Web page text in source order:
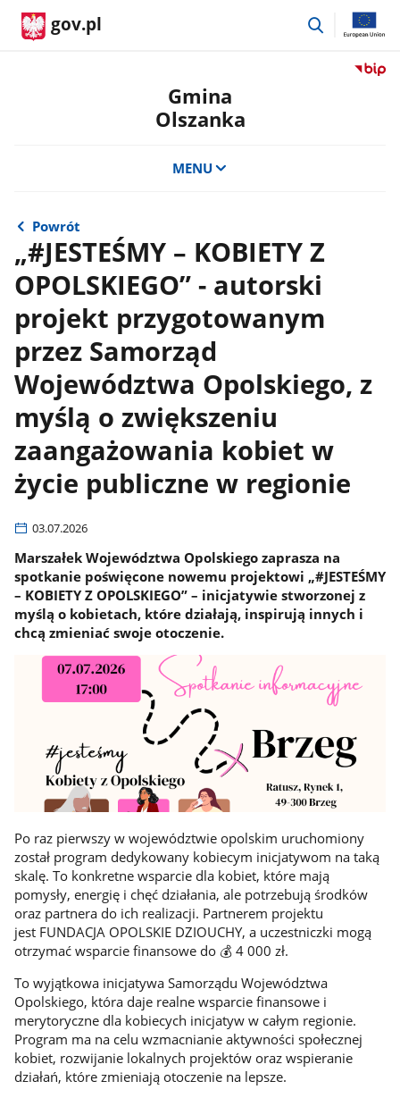
gov.pl
przejdź
Przejdź
Gmina
Olszanka
MENU
Powrót
„#JESTEŚMY – KOBIETY Z
OPOLSKIEGO” - autorski
projekt przygotowanym
przez Samorząd
Województwa Opolskiego, z
myślą o zwiększeniu
zaangażowania kobiet w
życie publiczne w regionie
03.07.2026
Marszałek Województwa Opolskiego zaprasza na
spotkanie poświęcone nowemu projektowi „#JESTEŚMY
– KOBIETY Z OPOLSKIEGO” – inicjatywie stworzonej z
myślą o kobietach, które działają, inspirują innych i
chcą zmieniać swoje otoczenie.
Po raz pierwszy w województwie opolskim uruchomiony
został program dedykowany kobiecym inicjatywom na taką
skalę. To konkretne wsparcie dla kobiet, które mają
pomysły, energię i chęć działania, ale potrzebują środków
oraz partnera do ich realizacji. Partnerem projektu
jest FUNDACJA OPOLSKIE DZIOUCHY, a uczestniczki mogą
otrzymać wsparcie finansowe do 💰 4 000 zł.
To wyjątkowa inicjatywa Samorządu Województwa
Opolskiego, która daje realne wsparcie finansowe i
merytoryczne dla kobiecych inicjatyw w całym regionie.
Program ma na celu wzmacnianie aktywności społecznej
kobiet, rozwijanie lokalnych projektów oraz wspieranie
działań, które zmieniają otoczenie na lepsze.